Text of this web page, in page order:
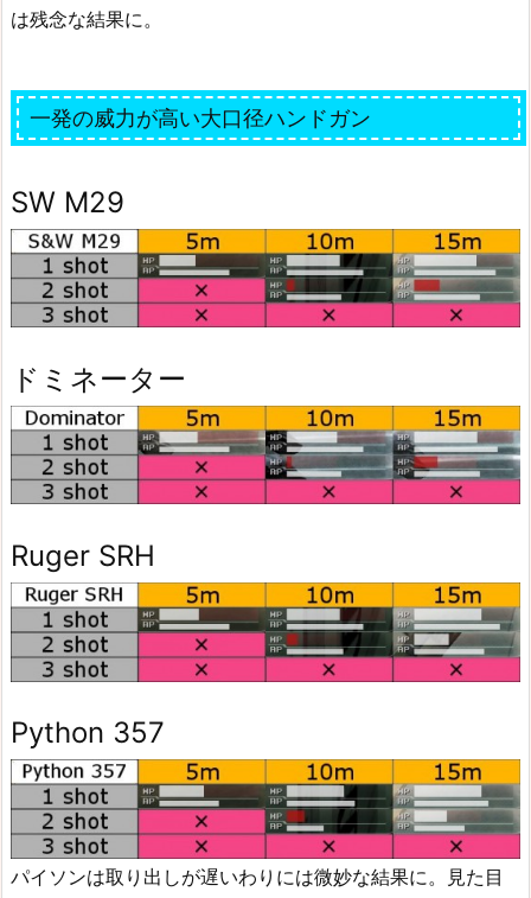
は残念な結果に。
一発の威力が高い大口径ハンドガン
SW M29
ドミネーター
Ruger SRH
Python 357
パイソンは取り出しが遅いわりには微妙な結果に。見た目